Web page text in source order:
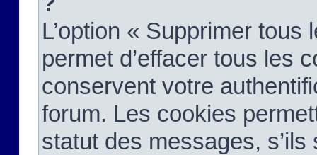
L’option « Supprimer
permet d’effacer tous les
conservent votre
forum. Les cookies
statut des messages,